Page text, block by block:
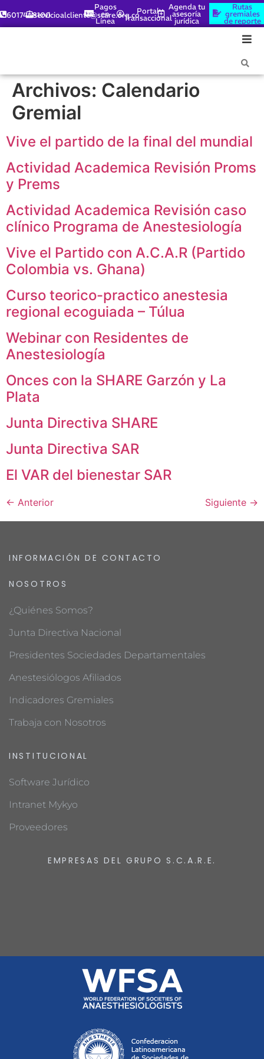
6017448100servicioalcliente@scare.org.co
Pagos
en
Línea
Portal
Transaccional
Agenda tu
asesoría
jurídica
Rutas
gremiales
de reporte
Archivos: Calendario
Gremial
Vive el partido de la final del mundial
Actividad Academica Revisión Proms
y Prems
Actividad Academica Revisión caso
clínico Programa de Anestesiología
Vive el Partido con A.C.A.R (Partido
Colombia vs. Ghana)
Curso teorico-practico anestesia
regional ecoguiada – Túlua
Webinar con Residentes de
Anestesiología
Onces con la SHARE Garzón y La
Plata
Junta Directiva SHARE
Junta Directiva SAR
El VAR del bienestar SAR
← Anterior Siguiente →
INFORMACIÓN DE CONTACTO
NOSOTROS
¿Quiénes Somos?
Junta Directiva Nacional
Presidentes Sociedades Departamentales
Anestesiólogos Afiliados
Indicadores Gremiales
Trabaja con Nosotros
INSTITUCIONAL
Software Jurídico
Intranet Mykyo
Proveedores
EMPRESAS DEL GRUPO S.C.A.R.E.